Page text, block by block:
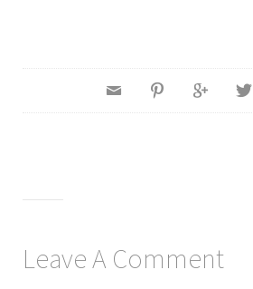
Leave A Comment